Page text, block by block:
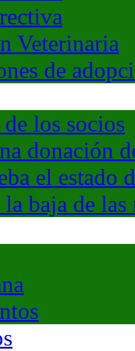
Veterinaria
de
los socios
donación
el estado
baja de